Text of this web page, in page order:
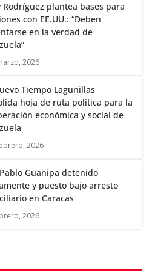
Rodríguez plantea bases para
con EE.UU.: “Deben
en la verdad de
2026
Tiempo Lagunillas
hoja de ruta política para la
económica y social de
2026
Guanipa detenido
y puesto bajo arresto
en Caracas
2026